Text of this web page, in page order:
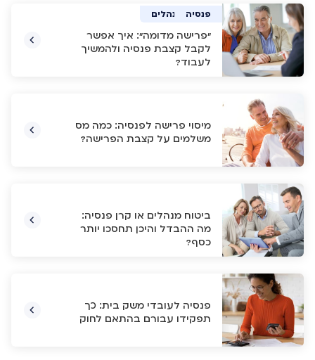
פנסיה
"פרישה מדומה": איך אפשר
לקבל קצבת פנסיה ולהמשיך
לעבוד?
פנסיה
מיסוי פרישה לפנסיה: כמה מס
משלמים על קצבת הפרישה?
ביטוח מנהלים
ביטוח מנהלים או קרן פנסיה:
מה ההבדל והיכן תחסכו יותר
כסף?
פנסיה
פנסיה לעובדי משק בית: כך
תפקידו עבורם בהתאם לחוק